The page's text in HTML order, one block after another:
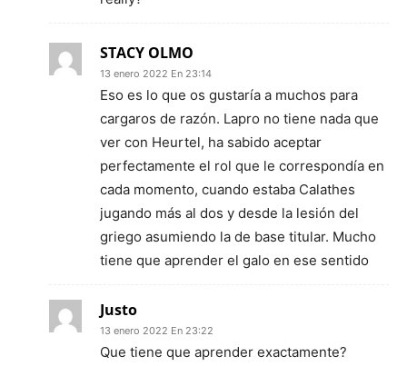
STACY OLMO
13 enero 2022 En 23:14
Eso es lo que os gustaría a muchos para
cargaros de razón. Lapro no tiene nada que
ver con Heurtel, ha sabido aceptar
perfectamente el rol que le correspondía en
cada momento, cuando estaba Calathes
jugando más al dos y desde la lesión del
griego asumiendo la de base titular. Mucho
tiene que aprender el galo en ese sentido
Justo
13 enero 2022 En 23:22
Que tiene que aprender exactamente?